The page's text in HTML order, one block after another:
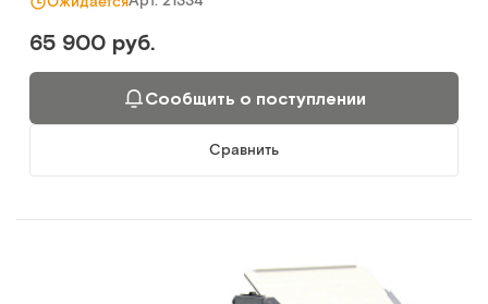
65 900 руб.
Сообщить о поступлении
Сравнить